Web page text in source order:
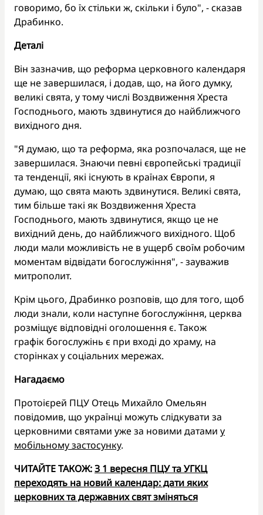
говоримо, бо їх стільки ж, скільки і було", - сказав
Драбинко.
Деталі
Він зазначив, що реформа церковного календаря
ще не завершилася, і додав, що, на його думку,
великі свята, у тому числі Воздвиження Хреста
Господнього, мають здвинутися до найближчого
вихідного дня.
"Я думаю, що та реформа, яка розпочалася, ще не
завершилася. Знаючи певні європейські традиції
та тенденції, які існують в країнах Європи, я
думаю, що свята мають здвинутися. Великі свята,
тим більше такі як Воздвиження Хреста
Господнього, мають здвинутися, якщо це не
вихідний день, до найближчого вихідного. Щоб
люди мали можливість не в ущерб своїм робочим
моментам відвідати богослужіння", - зауважив
митрополит.
Крім цього, Драбинко розповів, що для того, щоб
люди знали, коли наступне богослужіння, церква
розміщує відповідні оголошення є. Також
графік богослужінь є при вході до храму, на
сторінках у соціальних мережах.
Нагадаємо
Протоієрей ПЦУ Отець Михайло Омельян
повідомив, що українці можуть слідкувати за
церковними святами уже за новими датами у
мобільному застосунку.
ЧИТАЙТЕ ТАКОЖ:З 1 вересня ПЦУ та УГКЦ
переходять на новий календар: дати яких
церковних та державних свят зміняться